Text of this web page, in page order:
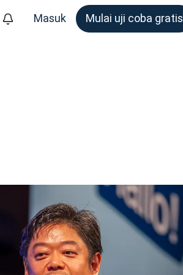
membutuhkannya
Masuk Mulai uji coba gratis